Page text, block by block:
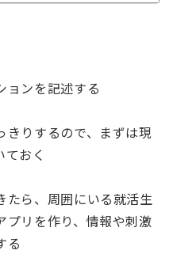
ョンを記述する
りするので、まずは現
おく
たら、周囲にいる就活生
プリを作り、情報や刺激
る